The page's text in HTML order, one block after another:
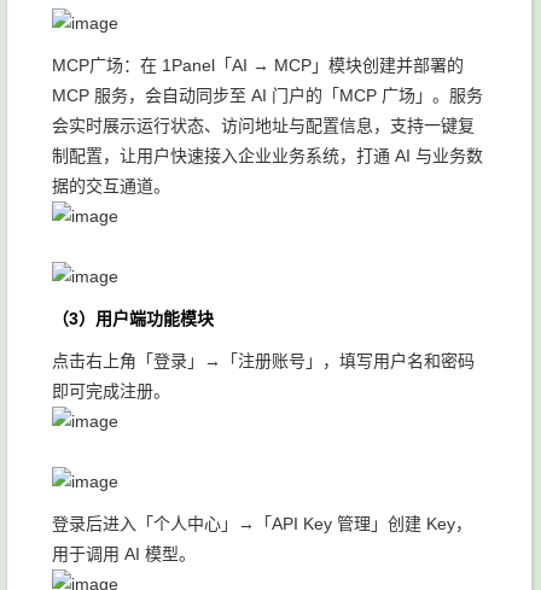
MCP广场：在 1Panel「AI → MCP」模块创建并部署的
MCP 服务，会自动同步至 AI 门户的「MCP 广场」。服务
会实时展示运行状态、访问地址与配置信息，支持一键复
制配置，让用户快速接入企业业务系统，打通 AI 与业务数
据的交互通道。
（3）用户端功能模块
点击右上角「登录」→「注册账号」，填写用户名和密码
即可完成注册。
登录后进入「个人中心」→「API Key 管理」创建 Key，
用于调用 AI 模型。